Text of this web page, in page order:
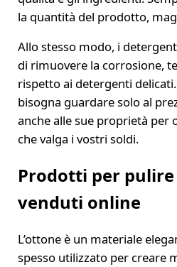
la quantità del prodotto,
Allo stesso modo, i
di rimuovere la corrosione,
rispetto ai detergenti
bisogna guardare solo al
anche alle sue proprietà per
che valga i vostri soldi.
Prodotti per pulire
venduti online
L’ottone è un materiale
spesso utilizzato per creare